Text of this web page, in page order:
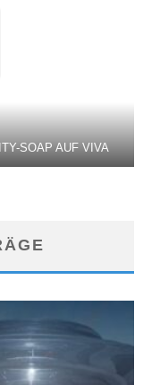
SOAP AUF VIVA